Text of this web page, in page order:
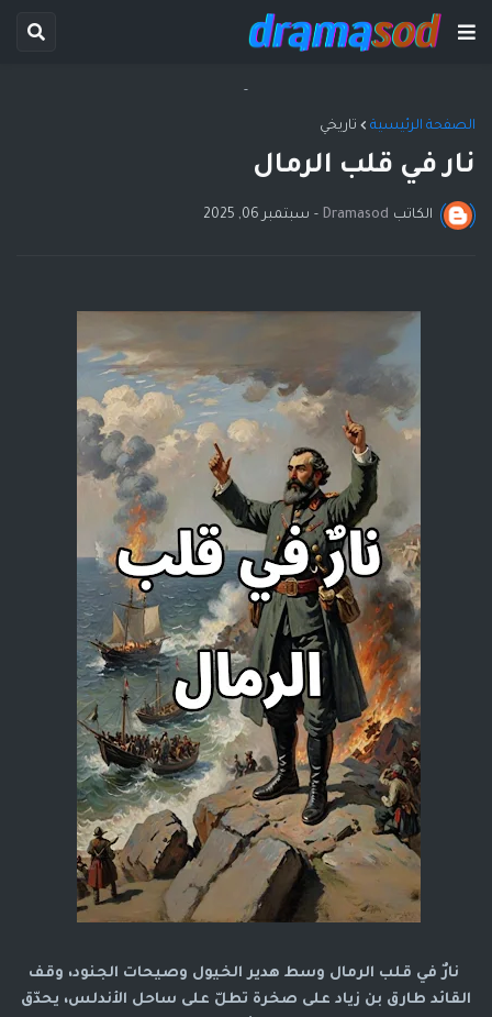
-
الصفحة الرئيسية تاريخي
نار في قلب الرمال
الكاتب Dramasod
- سبتمبر 06, 2025
نارٌ في قلب الرمال وسط هدير الخيول وصيحات الجنود، وقف
القائد طارق بن زياد على صخرة تطلّ على ساحل الأندلس، يحدّق